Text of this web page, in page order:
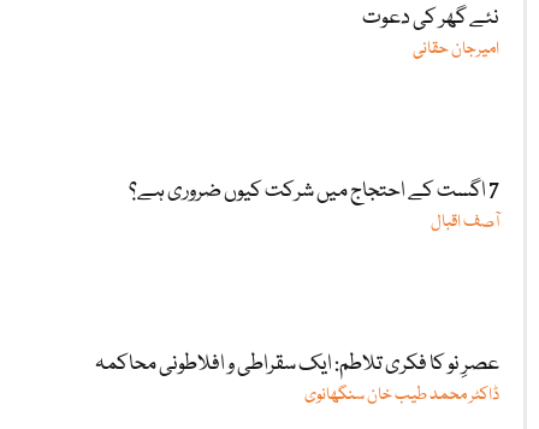
نئے گھر کی دعوت
امیرجان حقانی
7 اگست کے احتجاج میں شرکت کیوں ضروری ہے؟
آصف اقبال
عصرِ نو کا فکری تلاطم: ایک سقراطی و افلاطونی محاکمہ
ڈاکٹر محمد طیب خان سنگھانوی